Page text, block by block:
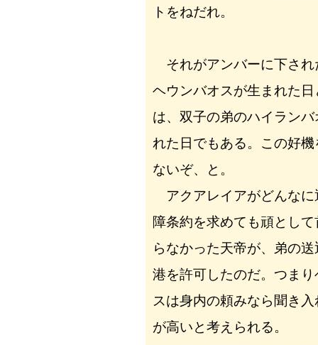
トをねだれ。
それがアンバーに下され
ヘウンバオスが生まれた
は、双子の弟のハイラン
れた日でもある。この好
ないぞ、と。
アクアレイアがどんなに
障条約を求めても頑とし
らなかった天帝が、弟の
港を許可したのだ。つま
スは身内の頼みなら聞き
が高いと考えられる。